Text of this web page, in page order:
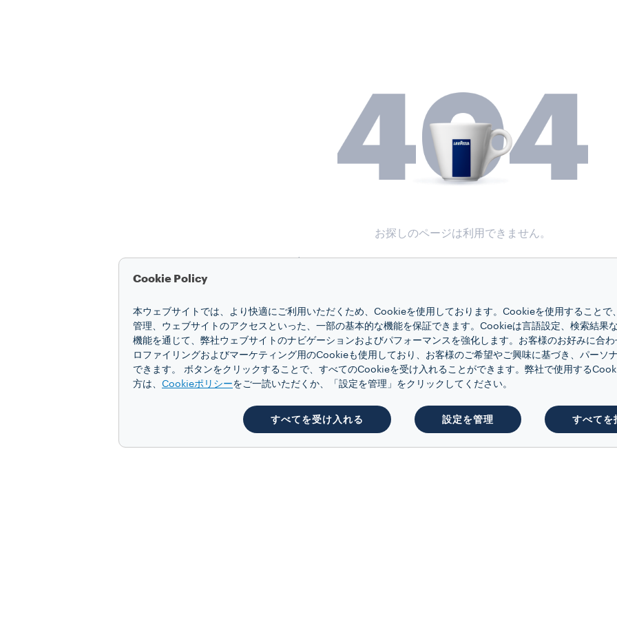
お探しのページは利用できません。
ホームページに戻る
Cookie Policy
本ウェブサイトでは、より快適にご利用いただくため、Cookieを使用しております。Cookieを使用することで
管理、ウェブサイトのアクセスといった、一部の基本的な機能を保証できます。Cookieは言語設定、検索結果
機能を通じて、弊社ウェブサイトのナビゲーションおよびパフォーマンスを強化します。お客様のお好みに合
ロファイリングおよびマーケティング用のCookieも使用しており、お客様のご希望やご興味に基づき、パーソ
できます。 ボタンをクリックすることで、すべてのCookieを受け入れることができます。弊社で使用する
方は、 Cookieポリシーをご一読いただくか、「設定を管理」をクリックしてください。
すべてを受け入れる 設定を管理 すべてを